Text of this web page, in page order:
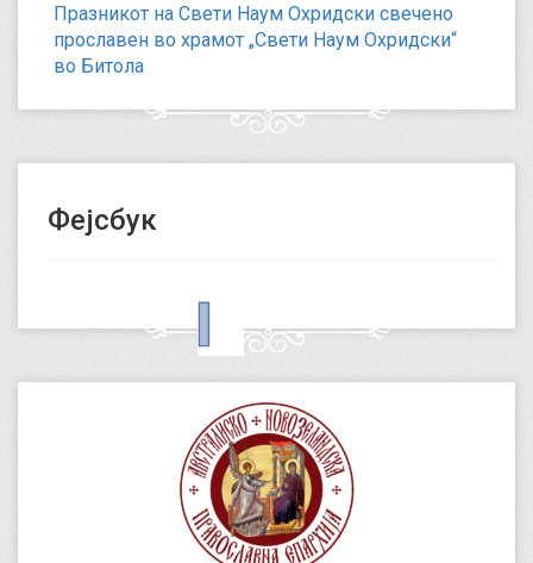
Празникот на Свети Наум Охридски свечено
прославен во храмот „Свети Наум Охридски“
во Битола
Фејсбук